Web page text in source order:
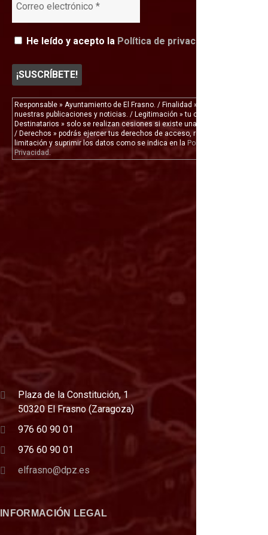
He leído y acepto la Política de privacidad
Responsable » Ayuntamiento de El Frasno. / Finalidad » enviarte
nuestras publicaciones y noticias. / Legitimación » tu consentimiento. /
Destinatarios » solo se realizan cesiones si existe una obligación legal.
/ Derechos » podrás ejercer tus derechos de acceso, rectificación,
limitación y suprimir los datos como se indica en la Política de
Privacidad .
Plaza de la Constitución, 1
50320 El Frasno (Zaragoza)
976 60 90 01
976 60 90 01
elfrasno@dpz.es
INFORMACIÓN LEGAL